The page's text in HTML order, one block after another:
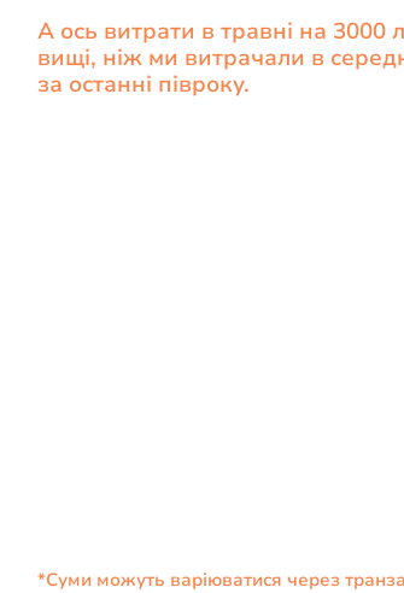
А ось витрати в травні на 3000
вищі, ніж ми витрачали в
за останні півроку.
*Суми можуть варіюватися через